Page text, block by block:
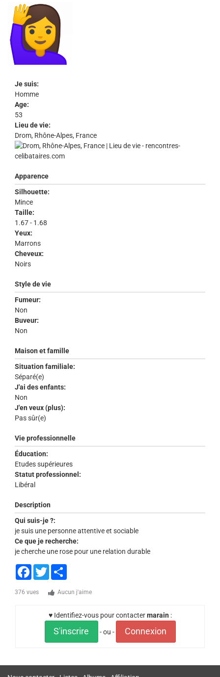
Je suis:
Homme
Age:
53
Lieu de vie:
Drom, Rhône-Alpes, France
Apparence
Silhouette:
Mince
Taille:
1.67 - 1.68
Yeux:
Marrons
Cheveux:
Noirs
Style de vie
Fumeur:
Non
Buveur:
Non
Maison et famille
Situation familiale:
Séparé(e)
J'ai des enfants:
Non
J'en veux (plus):
Pas sûr(e)
Vie professionnelle
Éducation:
Etudes supérieures
Statut professionnel:
Libéral
Description
Qui suis-je ?:
je suis une personne attentive et sociable
Ce que je recherche:
je cherche une rose pour une relation durable
Facebook
Twitter
376 vues Aucun j'aime
♥ Identifiez-vous pour contactermarain :
S'inscrire - ou - Connexion